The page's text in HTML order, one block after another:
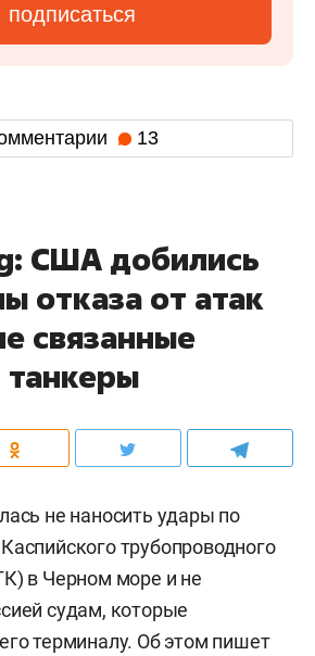
подписаться
13
США добились
отказа от атак
связанные
танкеры
не наносить удары по
трубопроводного
в Черном море и не
судам, которые
терминалу. Об этом пишет